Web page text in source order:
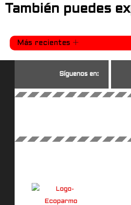
También puedes
Más recientes
Síguenos en: